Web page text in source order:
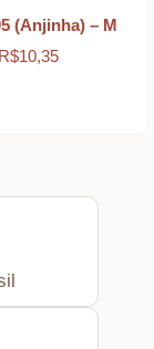
(Anjinha) – M
R$10,35